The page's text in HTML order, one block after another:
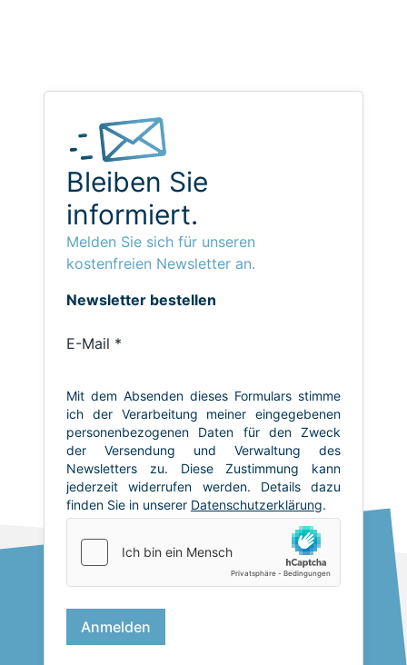
Bleiben Sie
informiert.
Melden Sie sich für unseren
kostenfreien Newsletter an.